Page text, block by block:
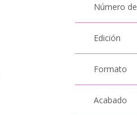
Número
Edición
Formato
Acabado